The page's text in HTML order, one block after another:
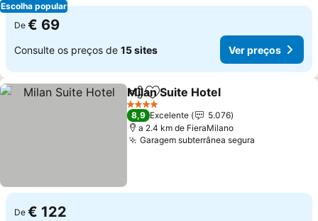
Escolha popular
De € 69
Consulte os preços de 15 sites Ver preços
PartilharAdicionar aos favoritos
Milan Suite Hotel
4 Estrelas
8,9 Excelente
5.076
a 2.4 km de FieraMilano
Garagem subterrânea segura
De € 122